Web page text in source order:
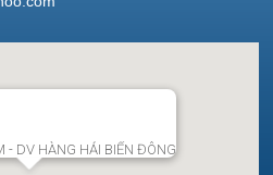
- DV HÀNG HẢI BIỂN ĐÔNG